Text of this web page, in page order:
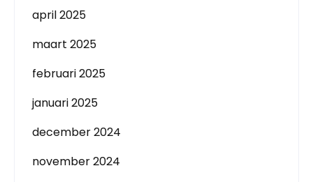
april 2025
maart 2025
februari 2025
januari 2025
december 2024
november 2024